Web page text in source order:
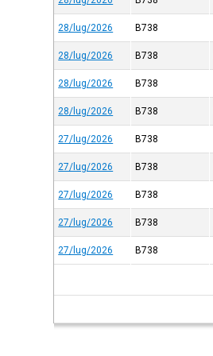
28/lug/2026 B738
28/lug/2026 B738
28/lug/2026 B738
28/lug/2026 B738
27/lug/2026 B738
27/lug/2026 B738
27/lug/2026 B738
27/lug/2026 B738
27/lug/2026 B738